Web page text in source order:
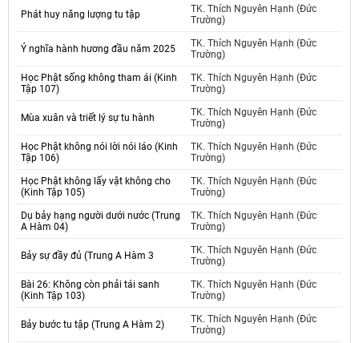
Phát huy năng lượng tu tập
TK. Thích Nguyên Hạnh (Đức
Trường)
Ý nghĩa hành hương đầu năm 2025
TK. Thích Nguyên Hạnh (Đức
Trường)
Học Phật sống không tham ái (Kinh
Tập 107)
TK. Thích Nguyên Hạnh (Đức
Trường)
Mùa xuân và triết lý sự tu hành
TK. Thích Nguyên Hạnh (Đức
Trường)
Học Phật không nói lời nói láo (Kinh
Tập 106)
TK. Thích Nguyên Hạnh (Đức
Trường)
Học Phật không lấy vật không cho
(Kinh Tập 105)
TK. Thích Nguyên Hạnh (Đức
Trường)
Dụ bảy hạng người dưới nước (Trung
A Hàm 04)
TK. Thích Nguyên Hạnh (Đức
Trường)
Bảy sự đầy đủ (Trung A Hàm 3
TK. Thích Nguyên Hạnh (Đức
Trường)
Bài 26: Không còn phải tái sanh
(Kinh Tập 103)
TK. Thích Nguyên Hạnh (Đức
Trường)
Bảy bước tu tập (Trung A Hàm 2)
TK. Thích Nguyên Hạnh (Đức
Trường)